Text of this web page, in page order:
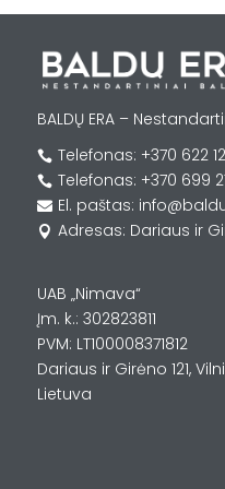
BALDŲ ERA –
 Telefonas: +370 622
 Telefonas: +370 699
 El. paštas:
 Adresas: Dariaus ir
UAB „Nimava“
Įm. k.: 302823811
PVM: LT100008371812
Dariaus ir Girėno 121,
Lietuva